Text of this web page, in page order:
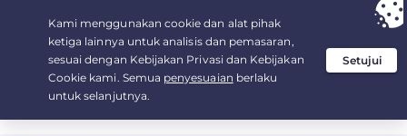
Your choice: The Best Dealfor 2.1666666666667-years at $
/month